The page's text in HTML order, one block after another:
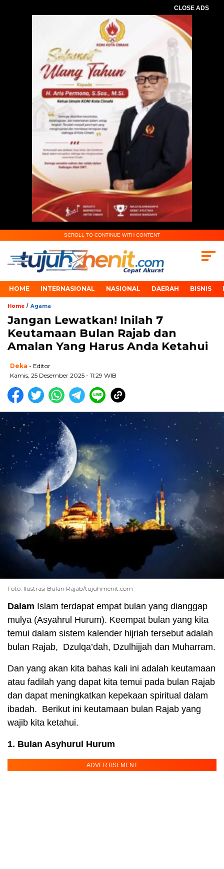
CLOSE ADS
SCROLL TO CONTINUE WITH CONTENT
HOME INTERNASIONAL NASIONAL DAERAH BISNIS
Home / Agama
Jangan Lewatkan! Inilah 7
Keutamaan Bulan Rajab dan
Amalan Yang Harus Anda Ketahui
Deka - Editor
Kamis, 25 Desember 2025 - 11:29 WIB
Foto: Ilustrasi Bulan Rajab/tujuhmenit.com
Dalam Islam terdapat empat bulan yang dianggap
mulya (Asyahrul Hurum). Keempat bulan yang kita
temui dalam sistem kalender hijriah tersebut adalah
bulan Rajab, Dzulqa’dah, Dzulhijjah dan Muharram.
Dan yang akan kita bahas kali ini adalah keutamaan
atau fadilah yang dapat kita temui pada bulan Rajab
dan dapat meningkatkan kepekaan spiritual dalam
ibadah. Berikut ini keutamaan bulan Rajab yang
wajib kita ketahui.
1. Bulan Asyhurul Hurum
ADVERTISEMENT